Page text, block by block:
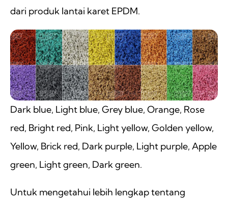
dari produk lantai karet EPDM.
Dark blue, Light blue, Grey blue, Orange, Rose
red, Bright red, Pink, Light yellow, Golden yellow,
Yellow, Brick red, Dark purple, Light purple, Apple
green, Light green, Dark green.
Untuk mengetahui lebih lengkap tentang